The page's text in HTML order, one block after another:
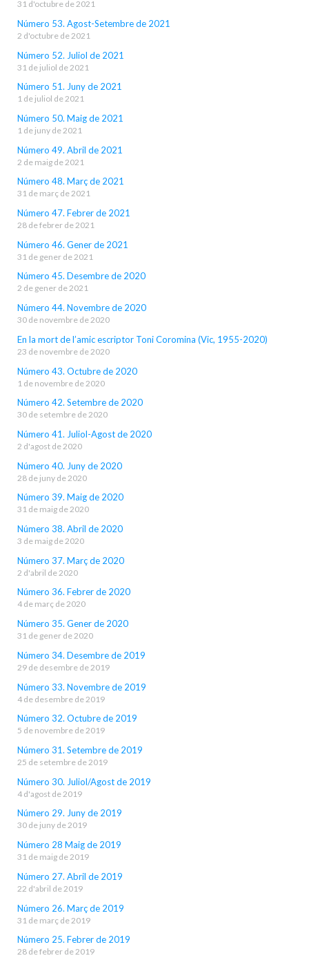
31 d'octubre de 2021
Número 53. Agost-Setembre de 2021
2 d'octubre de 2021
Número 52. Juliol de 2021
31 de juliol de 2021
Número 51. Juny de 2021
1 de juliol de 2021
Número 50. Maig de 2021
1 de juny de 2021
Número 49. Abril de 2021
2 de maig de 2021
Número 48. Març de 2021
31 de març de 2021
Número 47. Febrer de 2021
28 de febrer de 2021
Número 46. Gener de 2021
31 de gener de 2021
Número 45. Desembre de 2020
2 de gener de 2021
Número 44. Novembre de 2020
30 de novembre de 2020
En la mort de l’amic escriptor Toni Coromina (Vic, 1955-2020)
23 de novembre de 2020
Número 43. Octubre de 2020
1 de novembre de 2020
Número 42. Setembre de 2020
30 de setembre de 2020
Número 41. Juliol-Agost de 2020
2 d'agost de 2020
Número 40. Juny de 2020
28 de juny de 2020
Número 39. Maig de 2020
31 de maig de 2020
Número 38. Abril de 2020
3 de maig de 2020
Número 37. Març de 2020
2 d'abril de 2020
Número 36. Febrer de 2020
4 de març de 2020
Número 35. Gener de 2020
31 de gener de 2020
Número 34. Desembre de 2019
29 de desembre de 2019
Número 33. Novembre de 2019
4 de desembre de 2019
Número 32. Octubre de 2019
5 de novembre de 2019
Número 31. Setembre de 2019
25 de setembre de 2019
Número 30. Juliol/Agost de 2019
4 d'agost de 2019
Número 29. Juny de 2019
30 de juny de 2019
Número 28 Maig de 2019
31 de maig de 2019
Número 27. Abril de 2019
22 d'abril de 2019
Número 26. Març de 2019
31 de març de 2019
Número 25. Febrer de 2019
28 de febrer de 2019